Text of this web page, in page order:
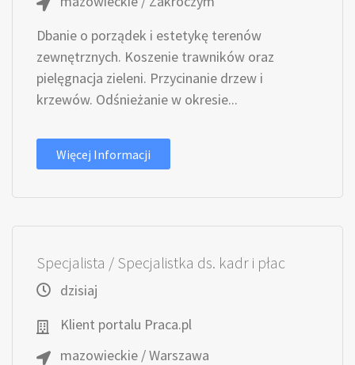
Dbanie o porządek i estetykę terenów
zewnętrznych. Koszenie trawników oraz
pielęgnacja zieleni. Przycinanie drzew i
krzewów. Odśnieżanie w okresie...
Więcej Informacji
Specjalista / Specjalistka ds. kadr i płac
dzisiaj
Klient portalu Praca.pl
mazowieckie / Warszawa